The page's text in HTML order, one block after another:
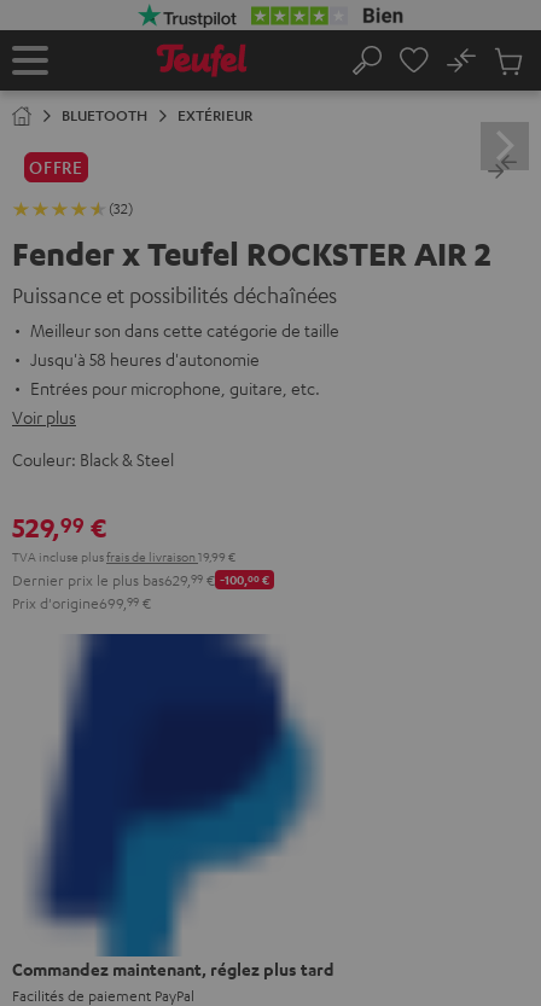
Page
Rechercher
No
panier
BLUETOOTH EXTÉRIEUR
OFFRE
(32)
Fender x Teufel ROCKSTER AIR 2
Puissance et possibilités déchaînées
Meilleur son dans cette catégorie de taille
Jusqu'à 58 heures d'autonomie
Entrées pour microphone, guitare, etc.
Voir plus
Couleur: Black & Steel
529,99 €
TVA incluse plusfrais de livraison 19,99 €
Dernier prix le plus bas629, 99 € -100,00€
Prix d'origine699, 99 €
Commandez maintenant, réglez plus tard
Facilités de paiement PayPal